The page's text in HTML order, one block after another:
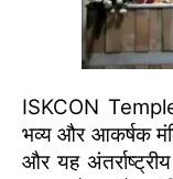
ISKCON
भव्य और आकर्षक
और यह